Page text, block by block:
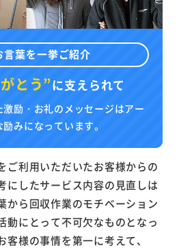
言葉を一挙ご紹介
とう”に支えられて
励・お礼のメッセージはアー
みになっています。
ご利用いただいたお客様からの
にしたサービス内容の見直しは
から回収作業のモチベーション
動にとって不可欠なものとなっ
様の事情を第一に考えて、